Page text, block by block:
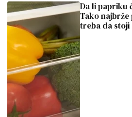
Da li papriku
Tako
treba da stoji